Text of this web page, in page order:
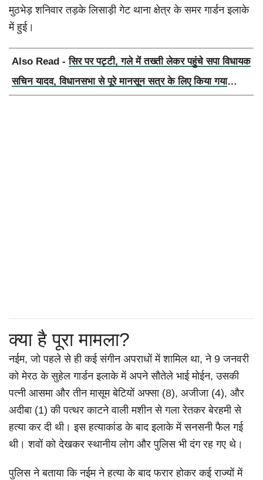
मुठभेड़ शनिवार तड़के लिसाड़ी गेट थाना क्षेत्र के समर गार्डन इलाके
में हुई।
Also Read -सिर पर पट्टी, गले में तख्ती लेकर पहुंचे सपा विधायक
सचिन यादव, विधानसभा से पूरे मानसून सत्र के लिए किया गया
क्या है पूरा मामला?
नईम, जो पहले से ही कई संगीन अपराधों में शामिल था, ने 9 जनवरी
को मेरठ के सुहेल गार्डन इलाके में अपने सौतेले भाई मोईन, उसकी
पत्नी आसमा और तीन मासूम बेटियों अफ्सा (8), अजीजा (4), और
अदीबा (1) की पत्थर काटने वाली मशीन से गला रेतकर बेरहमी से
हत्या कर दी थी। इस हत्याकांड के बाद इलाके में सनसनी फैल गई
थी। शवों को देखकर स्थानीय लोग और पुलिस भी दंग रह गए थे।
पुलिस ने बताया कि नईम ने हत्या के बाद फरार होकर कई राज्यों में